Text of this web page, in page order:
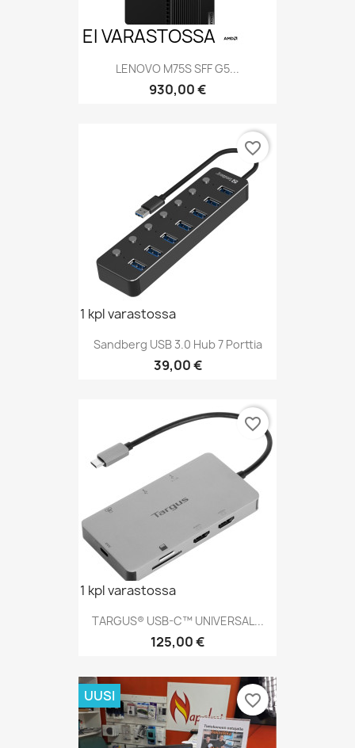
EI VARASTOSSA
LENOVO M75S SFF G5...
Hinta
930,00 €
1 kpl varastossa
Sandberg USB 3.0 Hub 7 Porttia
Hinta
39,00 €
favorite_border
1 kpl varastossa
TARGUS® USB-C™ UNIVERSAL...
Hinta
125,00 €
favorite_border
UUSI favorite_border